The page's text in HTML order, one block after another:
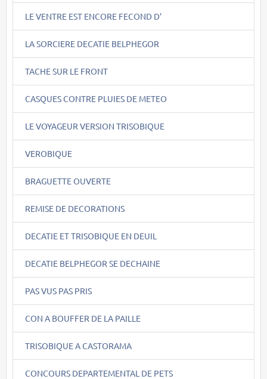
LE VENTRE EST ENCORE FECOND D'
LA SORCIERE DECATIE BELPHEGOR
TACHE SUR LE FRONT
CASQUES CONTRE PLUIES DE METEO
LE VOYAGEUR VERSION TRISOBIQUE
VEROBIQUE
BRAGUETTE OUVERTE
REMISE DE DECORATIONS
DECATIE ET TRISOBIQUE EN DEUIL
DECATIE BELPHEGOR SE DECHAINE
PAS VUS PAS PRIS
CON A BOUFFER DE LA PAILLE
TRISOBIQUE A CASTORAMA
CONCOURS DEPARTEMENTAL DE PETS